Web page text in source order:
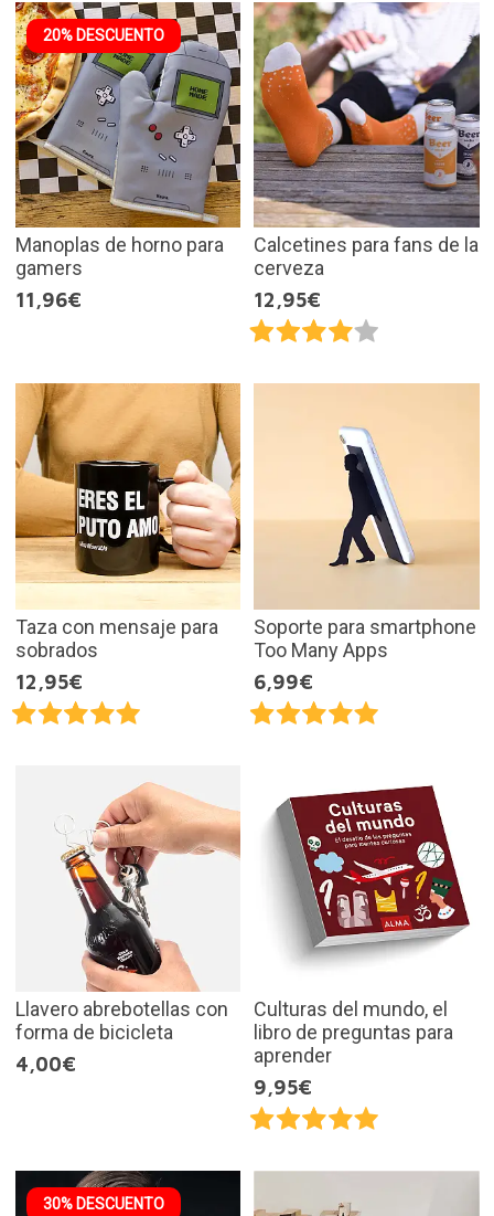
20% DESCUENTO
Manoplas de horno para
gamers
11,96€
Calcetines para fans de la
cerveza
12,95€
Taza con mensaje para
sobrados
12,95€
Soporte para smartphone
Too Many Apps
6,99€
Llavero abrebotellas con
forma de bicicleta
4,00€
Culturas del mundo, el
libro de preguntas para
aprender
9,95€
30% DESCUENTO